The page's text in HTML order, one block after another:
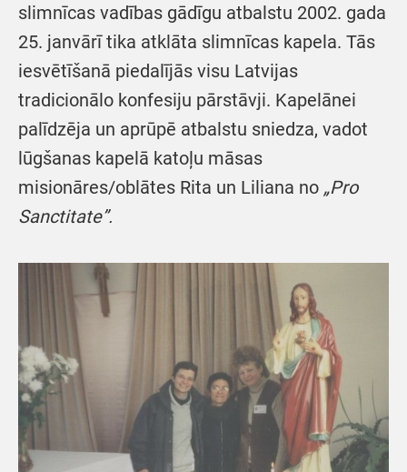
slimnīcas vadības gādīgu atbalstu 2002. gada
25. janvārī tika atklāta slimnīcas kapela. Tās
iesvētīšanā piedalījās visu Latvijas
tradicionālo konfesiju pārstāvji. Kapelānei
palīdzēja un aprūpē atbalstu sniedza, vadot
lūgšanas kapelā katoļu māsas
misionāres/oblātes Rita un Liliana no „Pro
Sanctitate”.